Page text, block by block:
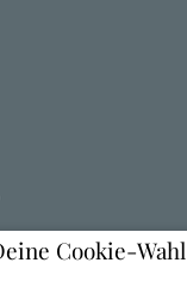
Cookie-Wahl